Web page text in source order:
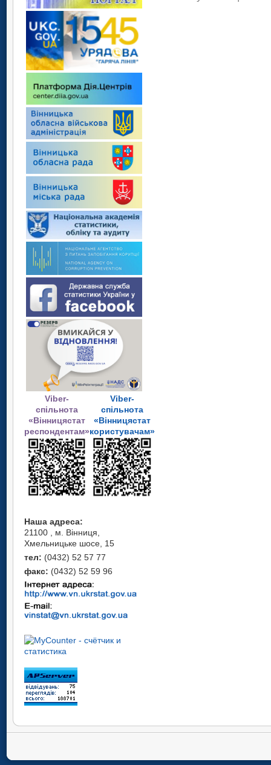
Viber-
спільнота
«Вінницястат
респондентам»
Viber-
спільнота
«Вінницястат
користувачам»
Наша адреса:
21100 , м. Вінниця,
Хмельницьке шосе, 15
тел: (0432) 52 57 77
факс: (0432) 52 59 96